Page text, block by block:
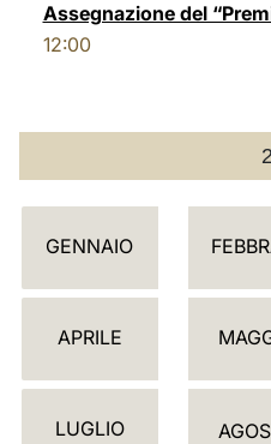
Assegnazione del
12:00
C
L
D
GENNAIO
APRILE
LUGLIO